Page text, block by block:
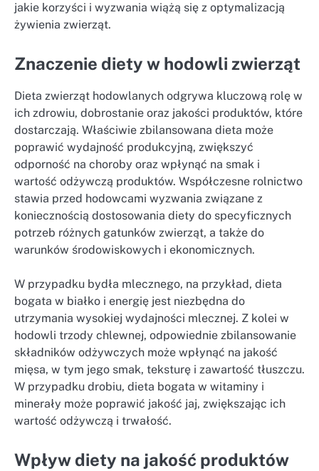
jakie korzyści i wyzwania wiążą się z optymalizacją
żywienia zwierząt.
Znaczenie diety w hodowli zwierząt
Dieta zwierząt hodowlanych odgrywa kluczową rolę w
ich zdrowiu, dobrostanie oraz jakości produktów, które
dostarczają. Właściwie zbilansowana dieta może
poprawić wydajność produkcyjną, zwiększyć
odporność na choroby oraz wpłynąć na smak i
wartość odżywczą produktów. Współczesne rolnictwo
stawia przed hodowcami wyzwania związane z
koniecznością dostosowania diety do specyficznych
potrzeb różnych gatunków zwierząt, a także do
warunków środowiskowych i ekonomicznych.
W przypadku bydła mlecznego, na przykład, dieta
bogata w białko i energię jest niezbędna do
utrzymania wysokiej wydajności mlecznej. Z kolei w
hodowli trzody chlewnej, odpowiednie zbilansowanie
składników odżywczych może wpłynąć na jakość
mięsa, w tym jego smak, teksturę i zawartość tłuszczu.
W przypadku drobiu, dieta bogata w witaminy i
minerały może poprawić jakość jaj, zwiększając ich
wartość odżywczą i trwałość.
Wpływ diety na jakość produktów